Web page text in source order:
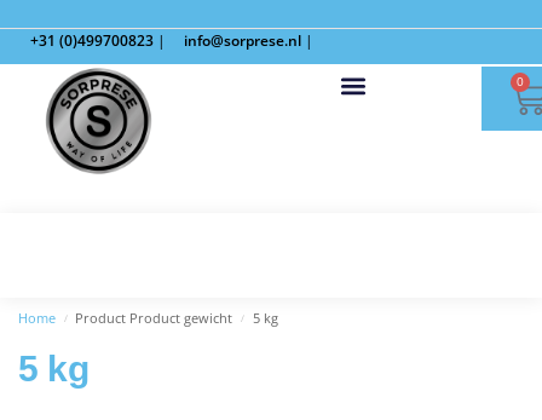
+31 (0)499700823 | info@sorprese.nl |
0
Home / Product Product gewicht / 5 kg
5 kg